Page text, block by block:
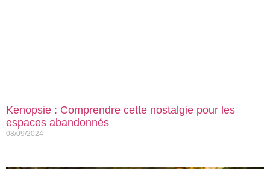
Kenopsie : Comprendre cette nostalgie pour les
espaces abandonnés
08/09/2024